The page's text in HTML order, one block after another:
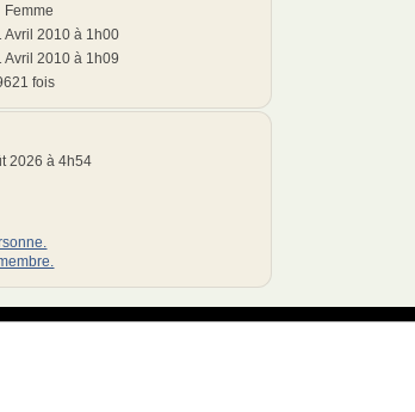
Femme
Avril 2010 à 1h00
Avril 2010 à 1h09
fois
2026 à 4h54